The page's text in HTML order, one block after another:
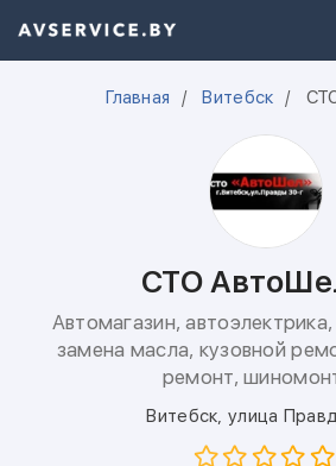
Главная Витебск
СТО
Автомагазин,
замена масла, кузовной
ремонт,
Витебск, улица